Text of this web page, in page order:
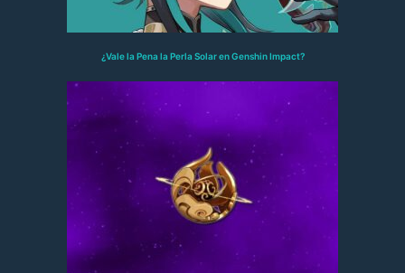
¿Vale la Pena la Perla Solar en Genshin Impact?